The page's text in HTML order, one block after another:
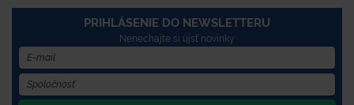
PRIHLÁSENIE DO NEWSLETTERU
Nenechajte si újsť novinky